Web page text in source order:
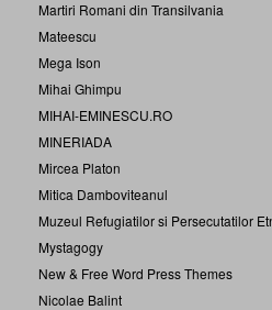
Martiri Romani din Transilvania
Mateescu
Mega Ison
Mihai Ghimpu
MIHAI-EMINESCU.RO
MINERIADA
Mircea Platon
Mitica Damboviteanul
Muzeul Refugiatilor si Persecutatilor
Mystagogy
New & Free Word Press Themes
Nicolae Balint